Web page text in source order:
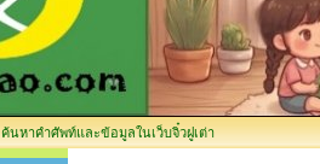
ค้นหาคำศัพท์และข้อมูลในเว็บจิ๋วฝูเต่า